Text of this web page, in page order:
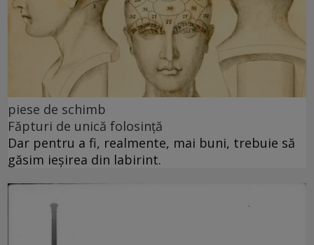
piese de schimb
Făpturi de unică folosință
Dar pentru a fi, realmente, mai buni, trebuie să
găsim ieșirea din labirint.